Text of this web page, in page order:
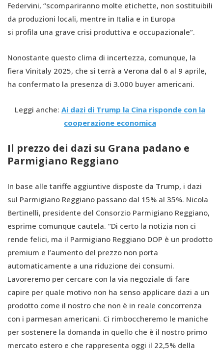
Federvini, “scompariranno molte etichette, non sostituibili
da produzioni locali, mentre in Italia e in Europa
si profila una grave crisi produttiva e occupazionale”.
Nonostante questo clima di incertezza, comunque, la
fiera Vinitaly 2025, che si terrà a Verona dal 6 al 9 aprile,
ha confermato la presenza di 3.000 buyer americani.
Leggi anche: Ai dazi di Trump la Cina risponde con la
cooperazione economica
Il prezzo dei dazi su Grana padano e
Parmigiano Reggiano
In base alle tariffe aggiuntive disposte da Trump, i dazi
sul Parmigiano Reggiano passano dal 15% al 35%. Nicola
Bertinelli, presidente del Consorzio Parmigiano Reggiano,
esprime comunque cautela. “Di certo la notizia non ci
rende felici, ma il Parmigiano Reggiano DOP è un prodotto
premium e l’aumento del prezzo non porta
automaticamente a una riduzione dei consumi.
Lavoreremo per cercare con la via negoziale di fare
capire per quale motivo non ha senso applicare dazi a un
prodotto come il nostro che non è in reale concorrenza
con i parmesan americani. Ci rimboccheremo le maniche
per sostenere la domanda in quello che è il nostro primo
mercato estero e che rappresenta oggi il 22,5% della